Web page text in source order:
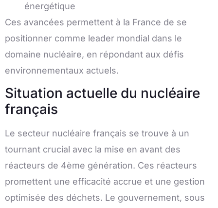
énergétique
Ces avancées permettent à la France de se
positionner comme leader mondial dans le
domaine nucléaire, en répondant aux défis
environnementaux actuels.
Situation actuelle du nucléaire
français
Le secteur nucléaire français se trouve à un
tournant crucial avec la mise en avant des
réacteurs de 4ème génération. Ces réacteurs
promettent une efficacité accrue et une gestion
optimisée des déchets. Le gouvernement, sous